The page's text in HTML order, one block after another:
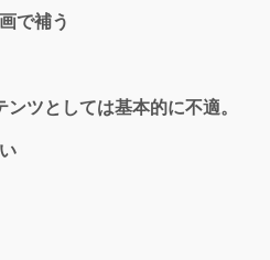
で補う
ツとしては基本的に不適。